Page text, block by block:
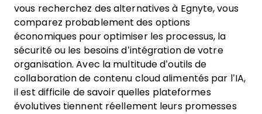
vous recherchez des alternatives à Egnyte, vous
comparez probablement des options
économiques pour optimiser les processus, la
sécurité ou les besoins d’intégration de votre
organisation. Avec la multitude d’outils de
collaboration de contenu cloud alimentés par l’IA,
il est difficile de savoir quelles plateformes
évolutives tiennent réellement leurs promesses